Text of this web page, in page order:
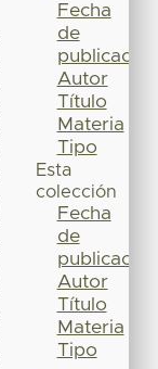
Fecha
de
publicación
Autor
Título
Materia
Tipo
Esta
colección
Fecha
de
publicación
Autor
Título
Materia
Tipo